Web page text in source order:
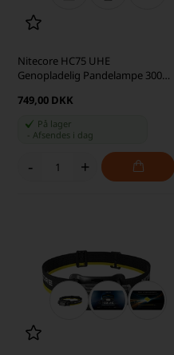
Nitecore HC75 UHE
Genopladelig Pandelampe 3000
749,00 DKK
På lager
-Afsendes i dag
- +